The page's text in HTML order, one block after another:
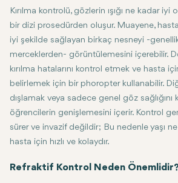
(hipermetrop), astigmatizma ve presbiyopi
refraktif bir kontrol, göz bakım uzmanının
sorunlarının tam doğasını belirlemesine
cam, kontakt lensler veya refraktif cerrahi
önlemlerin reçetelenmesine izin verecek
Kırılma kontrolü, gözlerin ışığı ne kadar iyi
bir dizi prosedürden oluşur. Muayene,
iyi şekilde sağlayan birkaç nesneyi -
merceklerden- görüntülemesini içerebilir.
kırılma hatalarını kontrol etmek ve hasta
belirlemek için bir phoropter kullanabilir.
dışlamak veya sadece genel göz
öğrencilerin genişlemesini içerir. Kontrol
sürer ve invazif değildir; Bu nedenle yaşı
hasta için hızlı ve kolaydır.
Refraktif Kontrol Neden